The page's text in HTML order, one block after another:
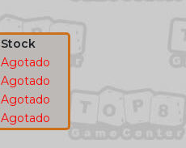
Stock
Agotado
Agotado
Agotado
Agotado